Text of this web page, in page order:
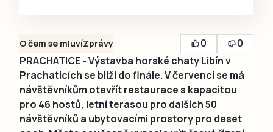
O čem se mluvíZprávy 0
0
PRACHATICE - Výstavba horské chaty Libín v
Prachaticích se blíží do finále. V červenci se má
návštěvníkům otevřít restaurace s kapacitou
pro 46 hostů, letní terasou pro dalších 50
návštěvníků a ubytovacími prostory pro deset